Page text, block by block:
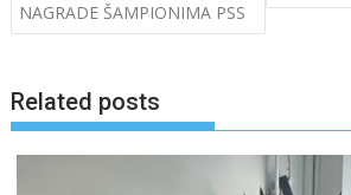
NAGRADE ŠAMPIONIMA PSS
Related posts